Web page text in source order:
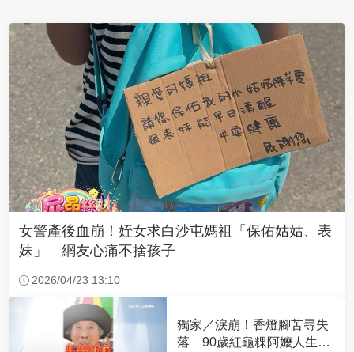
女警產後血崩！姪女求白沙屯媽祖「保佑姑姑、表
妹」 網友心痛不捨孩子
2026/04/23 13:10
獨家／淚崩！香燈腳苦尋失
落 90歲紅龜粿阿嬤人生謝